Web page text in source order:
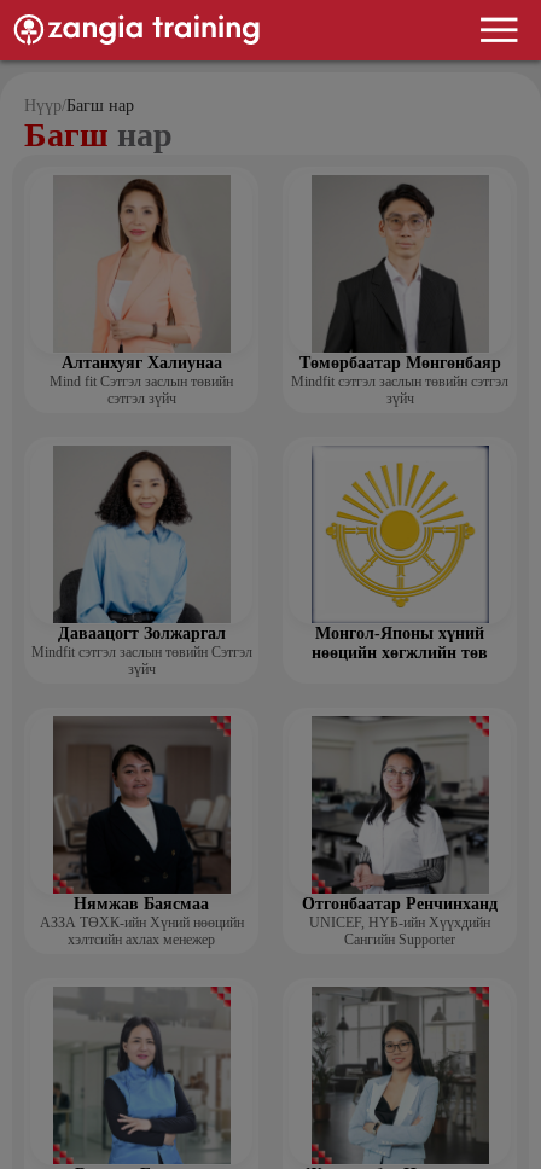
Нүүр/Багш нар
Багш нар
Алтанхуяг Халиунаа
Mind fit Сэтгэл заслын төвийн
сэтгэл зүйч
Төмөрбаатар Мөнгөнбаяр
Mindfit сэтгэл заслын төвийн сэтгэл
зүйч
Даваацогт Золжаргал
Mindfit сэтгэл заслын төвийн Сэтгэл
зүйч
Монгол-Японы хүний
нөөцийн хөгжлийн төв
Нямжав Баясмаа
АЗЗА ТӨХК-ийн Хүний нөөцийн
хэлтсийн ахлах менежер
Отгонбаатар Ренчинханд
UNIСЕF, НҮБ-ийн Хүүхдийн
Сангийн Supporter